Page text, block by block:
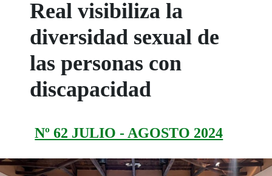
Real visibiliza la
diversidad sexual de
las personas con
discapacidad
Nº 62 JULIO - AGOSTO 2024